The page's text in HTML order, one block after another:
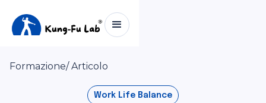
Formazione/ Articolo
Work Life Balance